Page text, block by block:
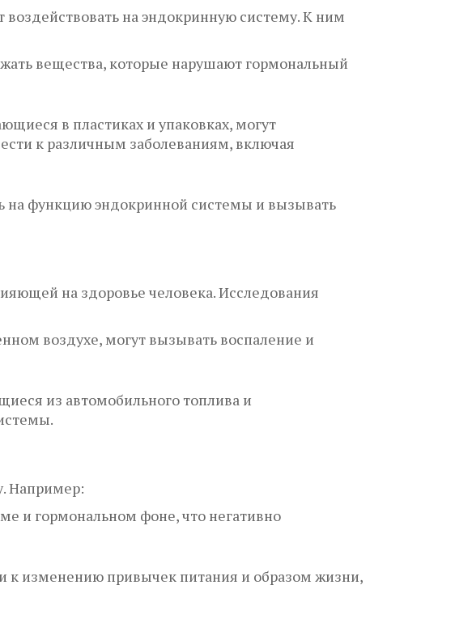
на эндокринную систему. К ним
вещества, которые нарушают гормональный
в пластиках и упаковках, могут
к различным заболеваниям, включая
на функцию эндокринной системы и вызывать
на здоровье человека. Исследования
воздухе, могут вызывать воспаление и
из автомобильного топлива и
Например:
и гормональном фоне, что негативно
изменению привычек питания и образом жизни,